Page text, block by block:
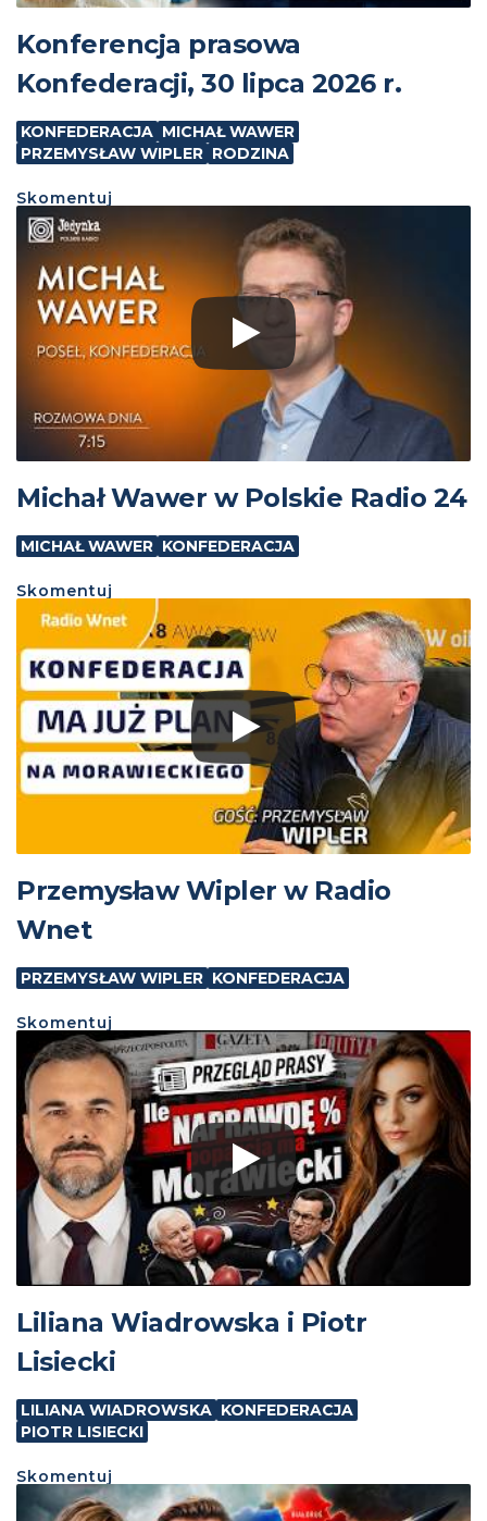
Konferencja prasowa
Konfederacji, 30 lipca 2026 r.
KONFEDERACJA MICHAŁ WAWER
PRZEMYSŁAW WIPLER RODZINA
Skomentuj
Michał Wawer w Polskie Radio 24
MICHAŁ WAWER KONFEDERACJA
Skomentuj
Przemysław Wipler w Radio
Wnet
PRZEMYSŁAW WIPLER KONFEDERACJA
Skomentuj
Liliana Wiadrowska i Piotr
Lisiecki
LILIANA WIADROWSKA KONFEDERACJA
PIOTR LISIECKI
Skomentuj